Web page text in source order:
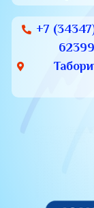
+7